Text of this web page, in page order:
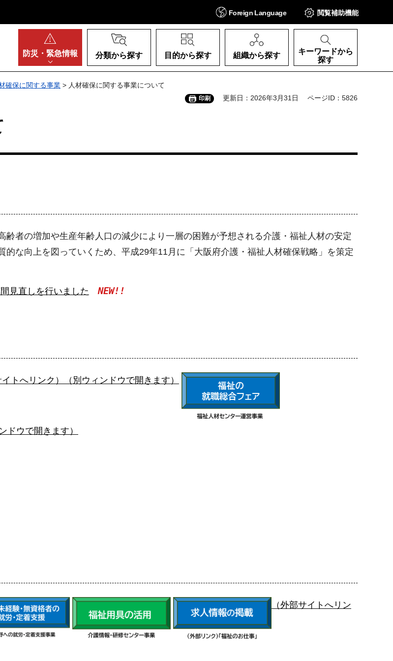
Foreign Language 閲覧補助機能
防災・ 緊急情報 分類から探す 目的から探す 組織から探す
キーワードから
探す
確保に関する事業 > 人材確保に関する事業について
印刷 更新日：2026年3月31日 ページID：5826
者の増加や生産年齢人口の減少により一層の困難が予想される介護・福祉人材の安定
な向上を図っていくため、平成29年11月に「大阪府介護・福祉人材確保戦略」を策定
見直しを行いました NEW!!
イトへリンク）（別ウィンドウで開きます）
ドウで開きます）
（外部サイトへリン